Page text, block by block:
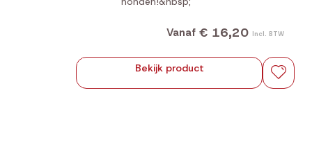
Vanaf € 16,20 Incl. BTW
Bekijk product